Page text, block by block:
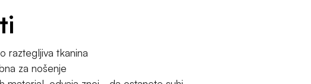
raztegljiva tkanina
za nošenje